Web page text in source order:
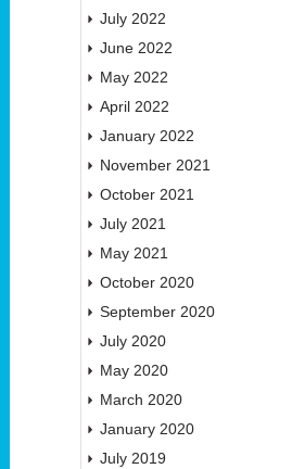
July 2022
June 2022
May 2022
April 2022
January 2022
November 2021
October 2021
July 2021
May 2021
October 2020
September 2020
July 2020
May 2020
March 2020
January 2020
July 2019